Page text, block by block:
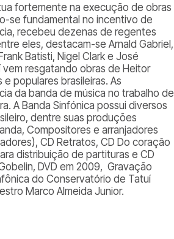
fortemente na execução de obras
se fundamental no incentivo de
recebeu dezenas de regentes
eles, destacam-se Arnald Gabriel,
Batisti, Nigel Clark e José
vem resgatando obras de Heitor
populares brasileiras. As
da banda de música no trabalho de
A Banda Sinfónica possui diversos
dentre suas produções
, Compositores e arranjadores
CDRetratos, CDDo coração
distribuição de partituras e CD
DVD em 2009, Gravação
do Conservatório de Tatuí
Marco Almeida Junior.